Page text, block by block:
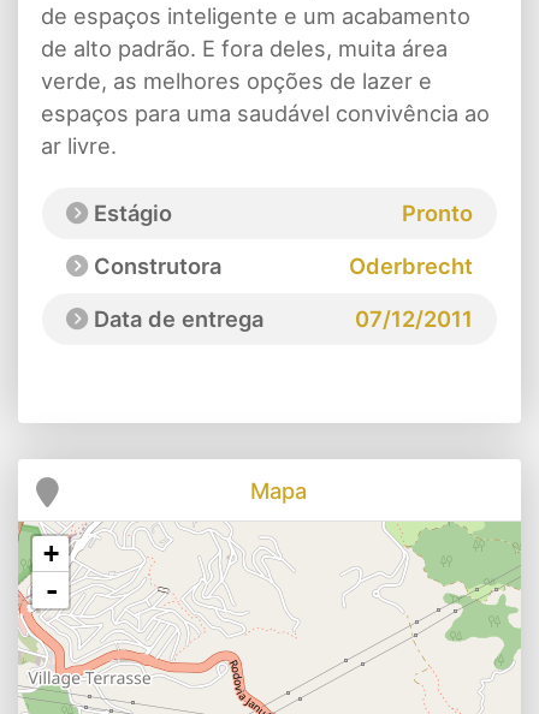
de espaços inteligente e um acabamento
de alto padrão. E fora deles, muita área
verde, as melhores opções de lazer e
espaços para uma saudável convivência ao
ar livre.
Estágio
Pronto
Construtora
Oderbrecht
Data de entrega
07/12/2011
Mapa
+
-